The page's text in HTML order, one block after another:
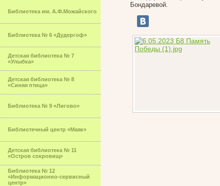
Библиотека им. А.Ф.Можайского
Библиотека № 6 «Дудергоф»
Детская библиотека № 7
«Улыбка»
Детская библиотека № 8
«Синяя птица»
Библиотека № 9 «Лигово»
Библиотечный центр «Маяк»
Детская библиотека № 11
«Остров сокровищ»
Библиотека № 12
«Информационно-сервисный
центр»
Бондаревой.